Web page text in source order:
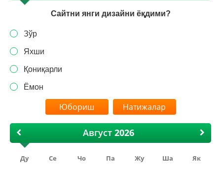
Сайтни янги дизайни ёқдими?
Зўр
Яхши
Қониқарли
Ёмон
Натижалар
Август
Ду Се Чо Па Жу Ша Як